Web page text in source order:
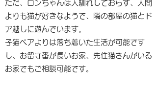
ただ、ロンちゃんは人馴れしておらず、人間
よりも猫が好きなようで、隣の部屋の猫とド
ア越しに遊んでいます。
子猫ペアよりは落ち着いた生活が可能です
し、お留守番が長いお家、先住猫さんがいる
お家でもご相談可能です。